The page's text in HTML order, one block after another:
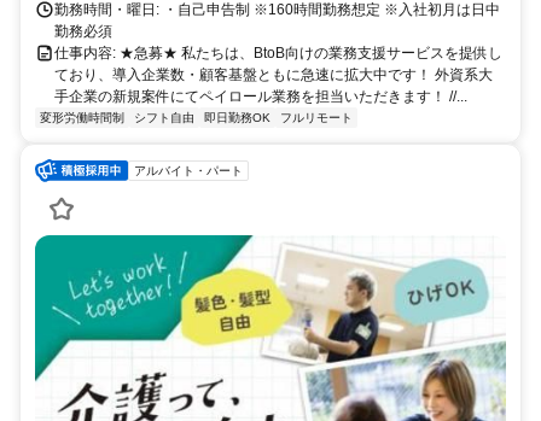
勤務時間・曜日: ・自己申告制 ※160時間勤務想定 ※入社初月は日中
勤務必須
仕事内容: ★急募★ 私たちは、BtoB向けの業務支援サービスを提供し
ており、導入企業数・顧客基盤ともに急速に拡大中です！ 外資系大
手企業の新規案件にてペイロール業務を担当いただきます！ //...
変形労働時間制 シフト自由 即日勤務OK フルリモート
アルバイト・パート